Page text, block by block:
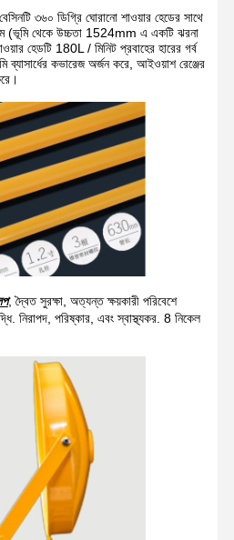
৩৬০ ডিগ্রি ঘোরানো শাওয়ার হেডের সাথে
(ভূমি থেকে উচ্চতা 1524mm এ একটি ঝরনা
হেডটি 180L / মিনিট প্রবাহের হারের গর্ব
কভারেজ অর্জন করে, আইওয়াশ রেঞ্জের
, দ্বৈত সুরক্ষা, অত্যন্ত ক্ষয়কারী পরিবেশে
নিরাপদ, পরিষ্কার, এবং স্বাস্থ্যকর. 8 নিকেল